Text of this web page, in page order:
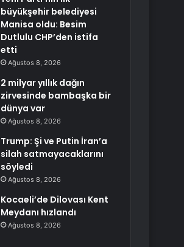
büyükşehir belediyesi
Manisa oldu: Besim
Dutlulu CHP’den istifa
etti
Ağustos 8, 2026
2 milyar yıllık dağın
zirvesinde bambaşka bir
dünya var
Ağustos 8, 2026
Trump: Şi ve Putin İran’a
silah satmayacaklarını
söyledi
Ağustos 8, 2026
Kocaeli’de Dilovası Kent
Meydanı hızlandı
Ağustos 8, 2026